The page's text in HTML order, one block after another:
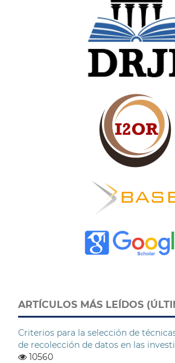
ARTÍCULOS MÁS LEÍDOS
Criterios para la selección de
de recolección de datos en las
10560